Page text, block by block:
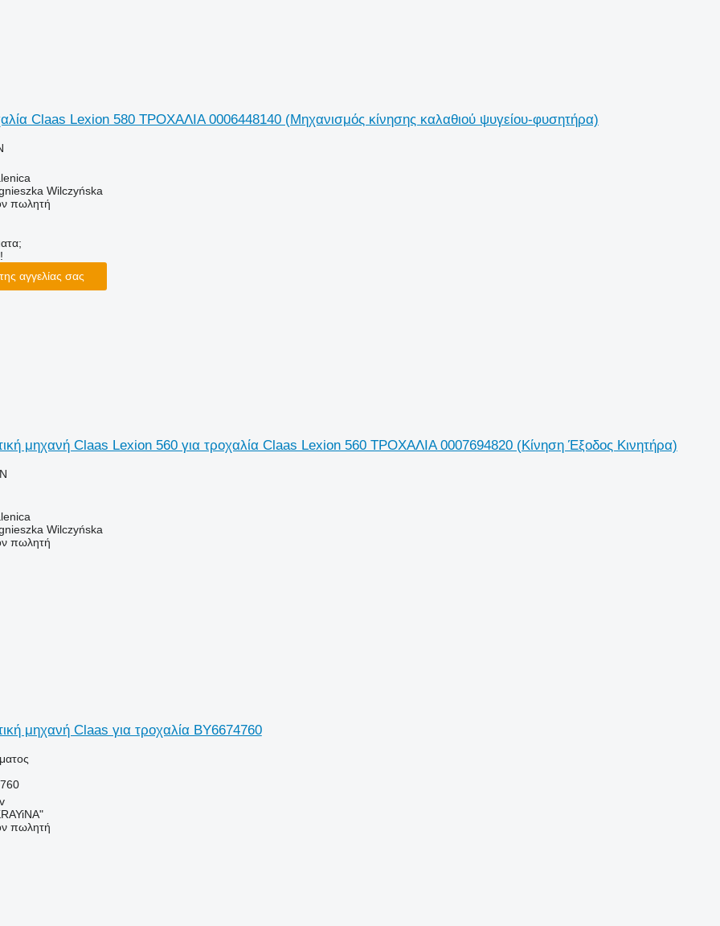
Claas Lexion 580 ΤΡΟΧΑΛΙΑ 0006448140 (Μηχανισμός κίνησης καλαθιού ψυγείου-φυσητήρα)
Wilczyńska
πωλητή
αγγελίας σας
μηχανή Claas Lexion 560 για τροχαλία Claas Lexion 560 ΤΡΟΧΑΛΙΑ 0007694820 (Κίνηση Έξοδος Κινητήρα)
Wilczyńska
πωλητή
μηχανή Claas για τροχαλία BY6674760
πωλητή